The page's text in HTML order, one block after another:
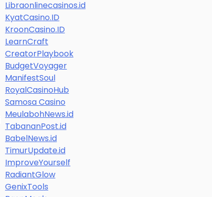
Libraonlinecasinos.id
KyatCasino.ID
KroonCasino.ID
LearnCraft
CreatorPlaybook
BudgetVoyager
ManifestSoul
RoyalCasinoHub
Samosa Casino
MeulabohNews.id
TabananPost.id
BabelNews.id
TimurUpdate.id
ImproveYourself
RadiantGlow
GenixTools